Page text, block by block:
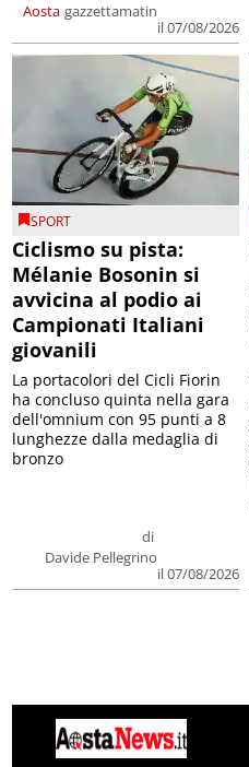
Aosta gazzettamatin
il 07/08/2026
SPORT
Ciclismo su pista:
Mélanie Bosonin si
avvicina al podio ai
Campionati Italiani
giovanili
di
Davide Pellegrino
il 07/08/2026
La portacolori del Cicli Fiorin
ha concluso quinta nella gara
dell'omnium con 95 punti a 8
lunghezze dalla medaglia di
bronzo